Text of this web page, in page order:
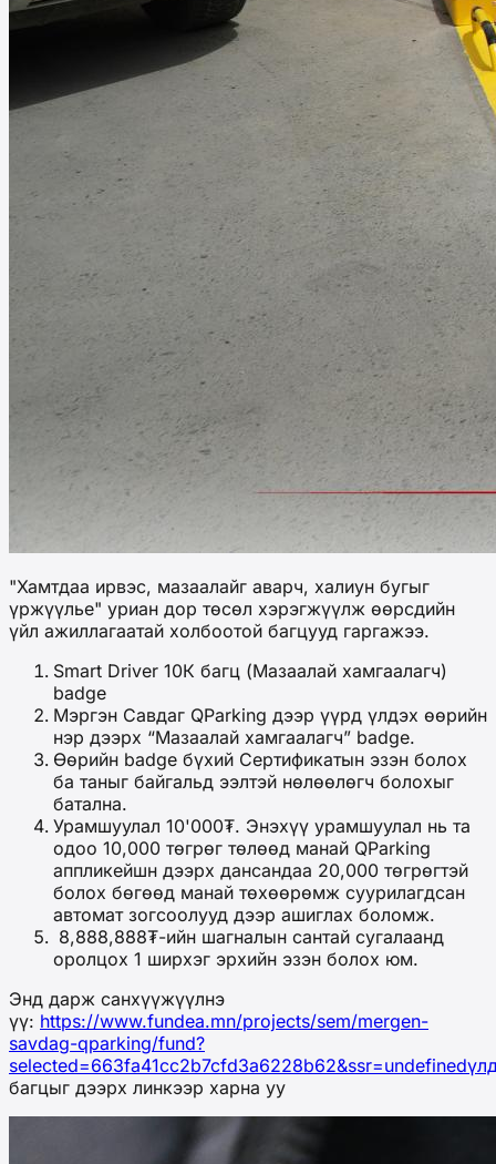
"Хамтдаа ирвэс, мазаалайг аварч, халиун бугыг
үржүүлье" уриан дор төсөл хэрэгжүүлж өөрсдийн
үйл ажиллагаатай холбоотой багцууд гаргажээ.
Smart Driver 10К багц (Мазаалай хамгаалагч)
badge
Мэргэн Савдаг QParking дээр үүрд үлдэх өөрийн
нэр дээрх “Мазаалай хамгаалагч” badge.
Өөрийн badge бүхий Сертификатын эзэн болох
ба таныг байгальд ээлтэй нөлөөлөгч болохыг
батална.
Урамшуулал 10'000₮. Энэхүү урамшуулал нь та
одоо 10,000 төгрөг төлөөд манай QParking
аппликейшн дээрх дансандаа 20,000 төгрөгтэй
болох бөгөөд манай төхөөрөмж суурилагдсан
автомат зогсоолууд дээр ашиглах боломж.
8,888,888₮-ийн шагналын сантай сугалаанд
оролцох 1 ширхэг эрхийн эзэн болох юм.
Энд дарж санхүүжүүлнэ
үү: https://www.fundea.mn/projects/sem/mergen-
savdag-qparking/fund?
багцыг дээрх линкээр харна уу